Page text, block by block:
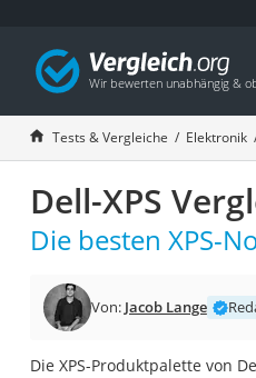
Tests & Vergleiche Elektronik
Dell-XPS
Die besten XPS-
Von: Jacob Lange
Die XPS-Produktpalette von